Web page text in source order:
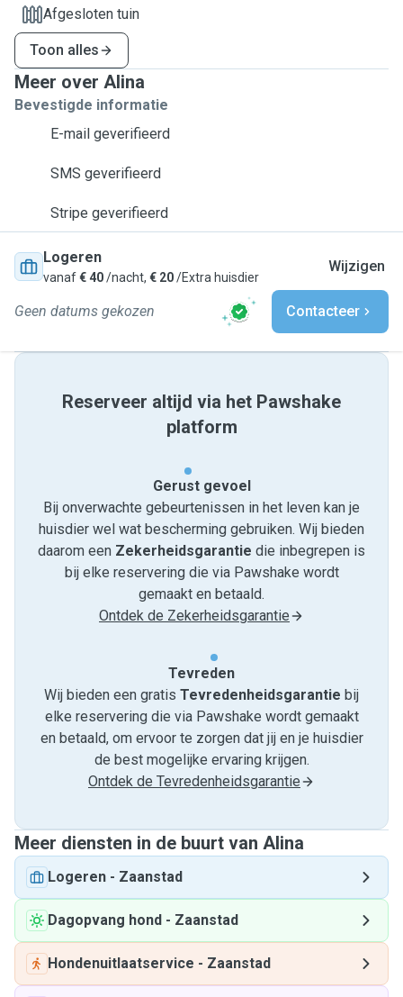
Afgesloten tuin
Toon alles
Meer over Alina
Bevestigde informatie
E-mail geverifieerd
SMS geverifieerd
Stripe geverifieerd
Logeren
vanaf€ 40/nacht, € 20/Extra huisdier
Wijzigen
Geen datums gekozen Contacteer
Reserveer altijd via het Pawshake
platform
Gerust gevoel
Bij onverwachte gebeurtenissen in het leven kan je
huisdier wel wat bescherming gebruiken. Wij bieden
daarom een Zekerheidsgarantie die inbegrepen is
bij elke reservering die via Pawshake wordt
gemaakt en betaald.
Ontdek de Zekerheidsgarantie
Tevreden
Wij bieden een gratis Tevredenheids­garantie bij
elke reservering die via Pawshake wordt gemaakt
en betaald, om ervoor te zorgen dat jij en je huisdier
de best mogelijke ervaring krijgen.
Ontdek de Tevredenheidsgarantie
Meer diensten in de buurt van Alina
Logeren - Zaanstad
Dagopvang hond - Zaanstad
Hondenuitlaatservice - Zaanstad